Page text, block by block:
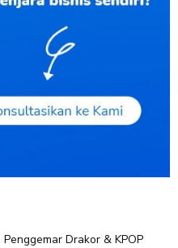
Drakor & KPOP